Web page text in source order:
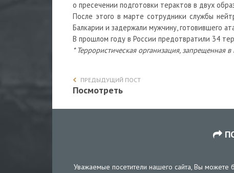
о пресечении подготовки терактов в двух
После этого в марте сотрудники службы
Балкарии и задержали мужчину, готовившего
В прошлом году в России предотвратили 34
* Террористическая организация, запрещенная в
ПРЕДЫДУЩИЙ ПОСТ
Посмотреть
Уважаемые посетители нашего сайта, Вы можете